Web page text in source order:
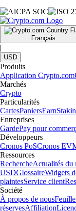
Français
|
USD
Produits
Application Crypto.com
Marchés
Crypto
Particularités
CartesPaniersEarn
Entreprises
GardePay pour
Développeurs
Cronos PoSCronos
Ressources
RechercheActualités du
USDGlossaireWidgets
plaintesService client
Société
À propos de nous
réservesAffiliation